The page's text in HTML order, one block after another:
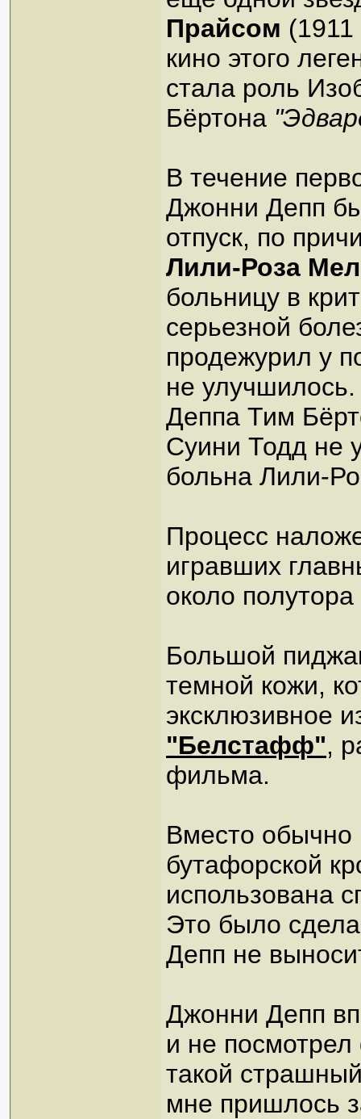
Прайсом
кино этого
стала роль
Бёртона
В течение
Джонни Депп
отпуск, по
Лили-Роза
больницу в
серьезной
продежурил у
не
Деппа Тим
Суини Тодд не
больна Лили-
Процесс
игравших
около
Большой
темной кожи,
эксклюзивное
"Белстафф",
фильма.
Вместо обычно
бутафорской
использована
Это было
Депп не
Джонни Депп
и не
такой
мне пришлось